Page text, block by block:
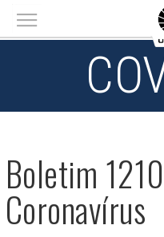
Main menu
Boletim
Coronavírus